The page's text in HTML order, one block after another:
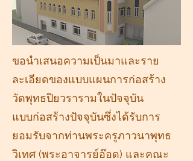
ขอนำเสนอความเป็นมาและราย
ละเอียดของแบบแผนการก่อสร้าง
วัดพุทธปิยวรารามในปัจจุบัน
แบบก่อสร้างปัจจุบันซึ่งได้รับการ
ยอมรับจากท่านพระครูภาวนาพุทธ
วิเทศ (พระอาจารย์อ๊อด) และคณะ